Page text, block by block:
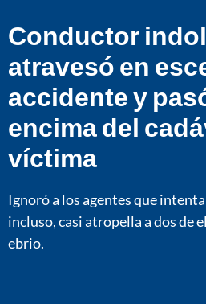
Conductor
atravesó en
accidente y
encima del
víctima
Ignoró a los agentes que
incluso, casi atropella a dos de
ebrio.